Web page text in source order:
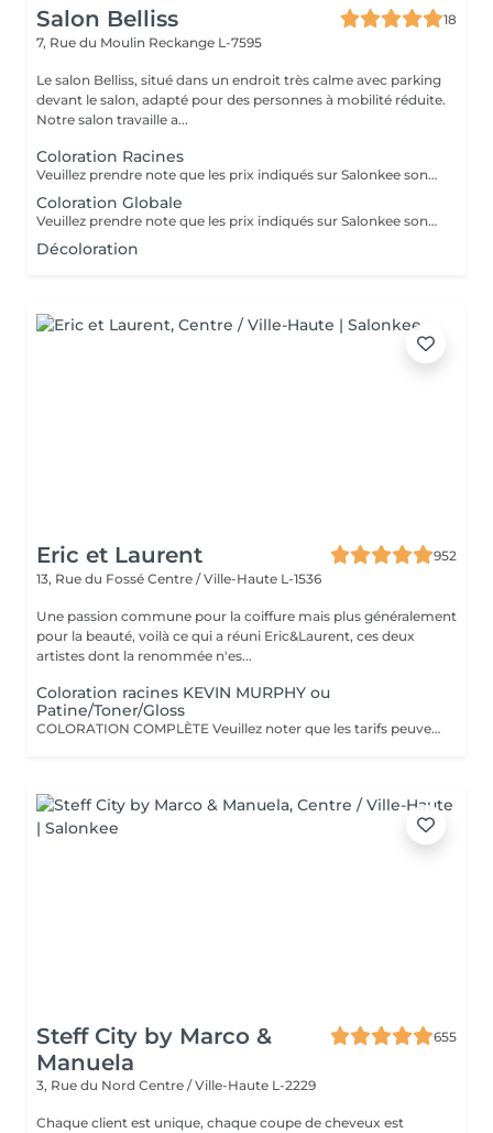
Salon Belliss
18
7, Rue du Moulin Reckange L-7595
Le salon Belliss, situé dans un endroit très calme avec parking
devant le salon, adapté pour des personnes à mobilité réduite.
Notre salon travaille a...
Coloration Racines
Veuillez prendre note que les prix indiqués sur Salonkee sont communiqués à titre informatif et s'entendent de base. Ces derniers sont susceptibles de varier selon le diagnostic réalisé à votre arrivée au salon et l'expertise du professionnel à qui vous confiez votre beauté. Dans tous les cas, un devis précis vous sera proposé et toutes réalisations de prestations seront effectuées avec votre accord. Un grand merci d'avance pour votre compréhension. Au plaisir de vous recevoir très vite.
Coloration Globale
Veuillez prendre note que les prix indiqués sur Salonkee sont communiqués à titre informatif et s'entendent de base. Ces derniers sont susceptibles de varier selon le diagnostic réalisé à votre arrivée au salon et l'expertise du professionnel à qui vous confiez votre beauté. Dans tous les cas, un devis précis vous sera proposé et toutes réalisations de prestations seront effectuées avec votre accord. Un grand merci d'avance pour votre compréhension. Au plaisir de vous recevoir très vite.
Décoloration
Eric et Laurent
952
13, Rue du Fossé Centre / Ville-Haute L-1536
Une passion commune pour la coiffure mais plus généralement
pour la beauté, voilà ce qui a réuni Eric&Laurent, ces deux
artistes dont la renommée n'es...
Coloration racines KEVIN MURPHY ou
Patine/Toner/Gloss
COLORATION COMPLÈTE Veuillez noter que les tarifs peuvent varier en fonction de la longueur des cheveux, de leur densité, de la quantité de produit nécessaire ainsi que de la complexité de la prestation. COLOR.ME by KEVIN.MURPHY Découvrez une expérience de coloration haut de gamme avec COLOR.ME by KEVIN.MURPHY, une gamme de coloration professionnelle alliant performance, innovation et respect de la fibre capillaire. Les avantages : Formule sans ammoniaque, sans PPD et sans parabène Enrichie en miel, beurre de karité et grenade pour nourrir et protéger les cheveux Jusqu'à 100 % de couverture des cheveux blancs Couleur intense, lumineuse et durable Respect optimal de la fibre capillaire et du cuir chevelu Cheveux visiblement plus doux, brillants et éclatants de santé Formule cruelty-free, développée dans le respect du bien-être animal Une expérience de coloration premium qui associe l'excellence de la couleur à des actifs de soin performants, pour un résultat sur mesure, éclatant et naturellement sophistiqué.
Steff City by Marco &
Manuela
655
3, Rue du Nord Centre / Ville-Haute L-2229
Chaque client est unique, chaque coupe de cheveux est